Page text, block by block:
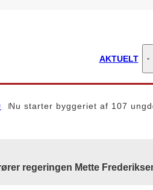
AKTUELT
Nu starter byggeriet af 107
regeringen Mette